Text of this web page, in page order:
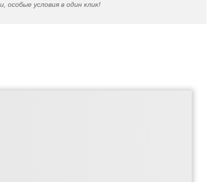
особые условия в один клик!